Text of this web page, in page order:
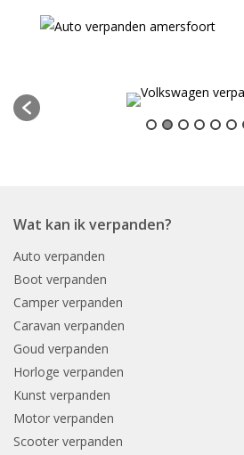
Wat kan ik verpanden?
Auto verpanden
Boot verpanden
Camper verpanden
Caravan verpanden
Goud verpanden
Horloge verpanden
Kunst verpanden
Motor verpanden
Scooter verpanden